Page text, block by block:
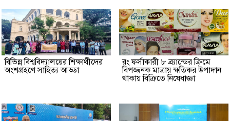
বিভিন্ন বিশ্ববিদ্যালয়ের শিক্ষার্থীদের
অংশগ্রহণে সাহিত্য আড্ডা
রং ফর্সাকারী ৮ ব্র্যান্ডের ক্রিমে
বিপজ্জনক মাত্রায় ক্ষতিকর উপাদান
থাকায় বিক্রিতে নিষেধাজ্ঞা